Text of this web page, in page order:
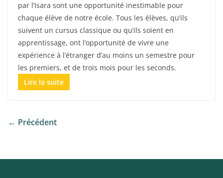
par l’Isara sont une opportunité inestimable pour
chaque élève de notre école. Tous les élèves, qu’ils
suivent un cursus classique ou qu’ils soient en
apprentissage, ont l’opportunité de vivre une
expérience à l’étranger d’au moins un semestre pour
les premiers, et de trois mois pour les seconds.
Lire la suite
← Précédent